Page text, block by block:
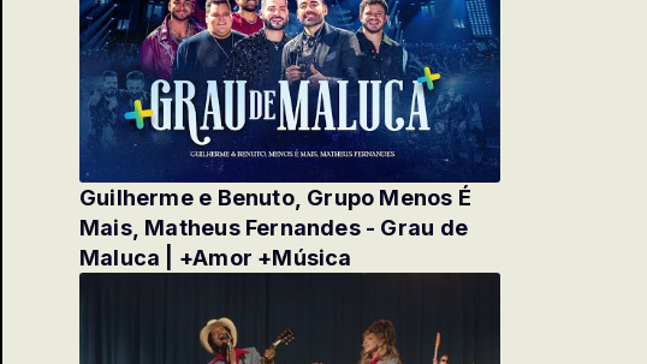
Guilherme e Benuto, Grupo Menos É
Mais, Matheus Fernandes - Grau de
Maluca | +Amor +Música